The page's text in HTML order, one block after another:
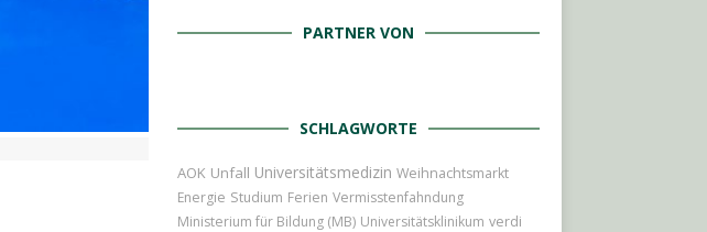
PARTNER VON
SCHLAGWORTE
AOK Unfall Universitätsmedizin Weihnachtsmarkt
Energie Studium Ferien Vermisstenfahndung
Ministerium für Bildung (MB) Universitätsklinikum verdi